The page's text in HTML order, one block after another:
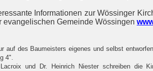
Informationen zur Wössinger
evangelischen Gemeinde Wössingen
auf des Baumeisters eigenes und selbst
4".
und Dr. Heinrich Niester schreiben die